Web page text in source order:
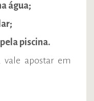
água;
piscina.
apostar em